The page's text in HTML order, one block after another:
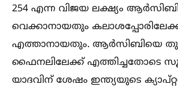
254 എന്ന വിജയ ലക്ഷ്യം
വെക്കാനായതും
എത്താനായതും. ആർസിബിയെ
ഫൈനലിലേക്ക് എത്തിച്ചതോടെ
യാദവിന് ശേഷം ഇന്ത്യയുടെ